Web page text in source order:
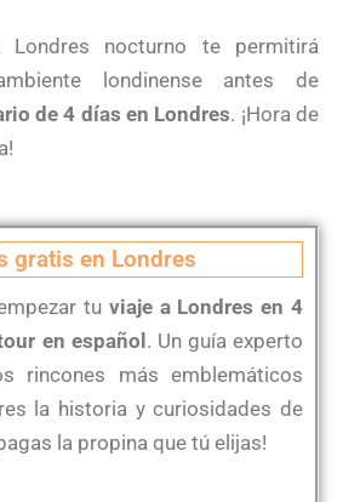
nocturno te permitirá
londinense antes de
de 4 días en Londres. ¡Hora de
gratis en Londres
tu viaje a Londres en 4
en español. Un guía experto
rincones más emblemáticos
la historia y curiosidades de
la propina que tú elijas!